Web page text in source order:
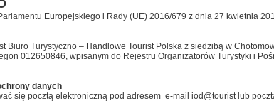
Europejskiego i Rady (UE) 2016/679 z dnia 27 kwietnia
Biuro Turystyczno – Handlowe Tourist Polska z siedzibą w
012650846, wpisanym do Rejestru Organizatorów Turystyki i
danych
się pocztą elektroniczną pod adresem e-mail iod@tourist lub